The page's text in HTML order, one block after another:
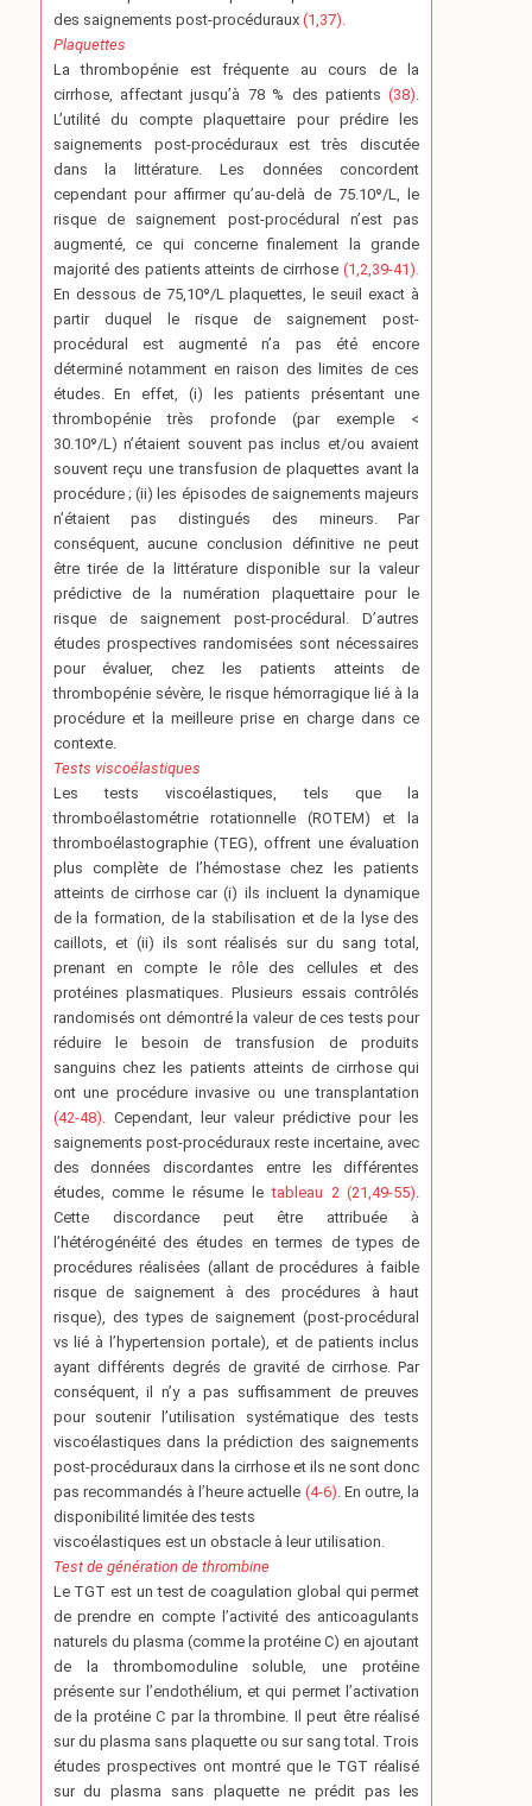
des saignements post-procéduraux (1,37).
Plaquettes
La thrombopénie est fréquente au cours de la
cirrhose, affectant jusqu’à 78 % des patients(38).
L’utilité du compte plaquettaire pour prédire les
saignements post-procéduraux est très discutée
dans la littérature. Les données concordent
cependant pour affirmer qu’au-delà de 75.10⁹/L, le
risque de saignement post-procédural n’est pas
augmenté, ce qui concerne finalement la grande
majorité des patients atteints de cirrhose(1,2,39-41).
En dessous de 75,10⁹/L plaquettes, le seuil exact à
partir duquel le risque de saignement post-
procédural est augmenté n’a pas été encore
déterminé notamment en raison des limites de ces
études. En effet, (i) les patients présentant une
thrombopénie très profonde (par exemple <
30.10⁹/L) n’étaient souvent pas inclus et/ou avaient
souvent reçu une transfusion de plaquettes avant la
procédure ; (ii) les épisodes de saignements majeurs
n’étaient pas distingués des mineurs. Par
conséquent, aucune conclusion définitive ne peut
être tirée de la littérature disponible sur la valeur
prédictive de la numération plaquettaire pour le
risque de saignement post-procédural. D’autres
études prospectives randomisées sont nécessaires
pour évaluer, chez les patients atteints de
thrombopénie sévère, le risque hémorragique lié à la
procédure et la meilleure prise en charge dans ce
contexte.
Tests viscoélastiques
Les tests viscoélastiques, tels que la
thromboélastométrie rotationnelle (ROTEM) et la
thromboélastographie (TEG), offrent une évaluation
plus complète de l’hémostase chez les patients
atteints de cirrhose car (i) ils incluent la dynamique
de la formation, de la stabilisation et de la lyse des
caillots, et (ii) ils sont réalisés sur du sang total,
prenant en compte le rôle des cellules et des
protéines plasmatiques. Plusieurs essais contrôlés
randomisés ont démontré la valeur de ces tests pour
réduire le besoin de transfusion de produits
sanguins chez les patients atteints de cirrhose qui
ont une procédure invasive ou une transplantation
(42-48). Cependant, leur valeur prédictive pour les
saignements post-procéduraux reste incertaine, avec
des données discordantes entre les différentes
études, comme le résume letableau 2 (21,49-55).
Cette discordance peut être attribuée à
l’hétérogénéité des études en termes de types de
procédures réalisées (allant de procédures à faible
risque de saignement à des procédures à haut
risque), des types de saignement (post-procédural
vs lié à l’hypertension portale), et de patients inclus
ayant différents degrés de gravité de cirrhose. Par
conséquent, il n’y a pas suffisamment de preuves
pour soutenir l’utilisation systématique des tests
viscoélastiques dans la prédiction des saignements
post-procéduraux dans la cirrhose et ils ne sont donc
pas recommandés à l’heure actuelle (4-6). En outre, la
disponibilité limitée des tests
viscoélastiques est un obstacle à leur utilisation.
Test de génération de thrombine
Le TGT est un test de coagulation global qui permet
de prendre en compte l’activité des anticoagulants
naturels du plasma (comme la protéine C) en ajoutant
de la thrombomoduline soluble, une protéine
présente sur l’endothélium, et qui permet l’activation
de la protéine C par la thrombine. Il peut être réalisé
sur du plasma sans plaquette ou sur sang total. Trois
études prospectives ont montré que le TGT réalisé
sur du plasma sans plaquette ne prédit pas les